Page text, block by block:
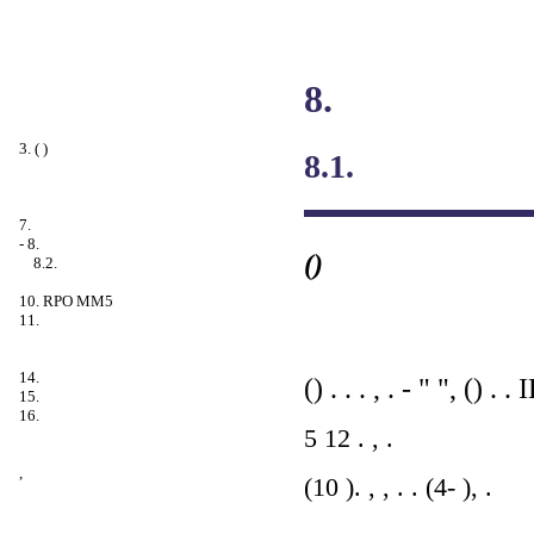
3. ( )
7.
- 8.
8.2.
10. RPO MM5
11.
14.
15.
16.
,
8.
8.1.
()
() . . . , . - " ", () . .
5 12 . , .
(10 ). , , . . (4- ), .